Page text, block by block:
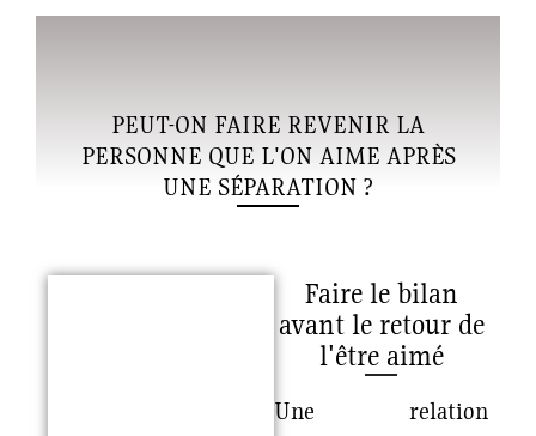
PEUT-ON FAIRE REVENIR LA
PERSONNE QUE L'ON AIME APRÈS
UNE SÉPARATION ?
Faire le bilan
avant le retour de
l'être aimé
Une relation